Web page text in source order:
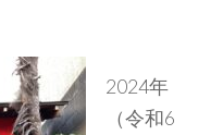
2024年
（令和6